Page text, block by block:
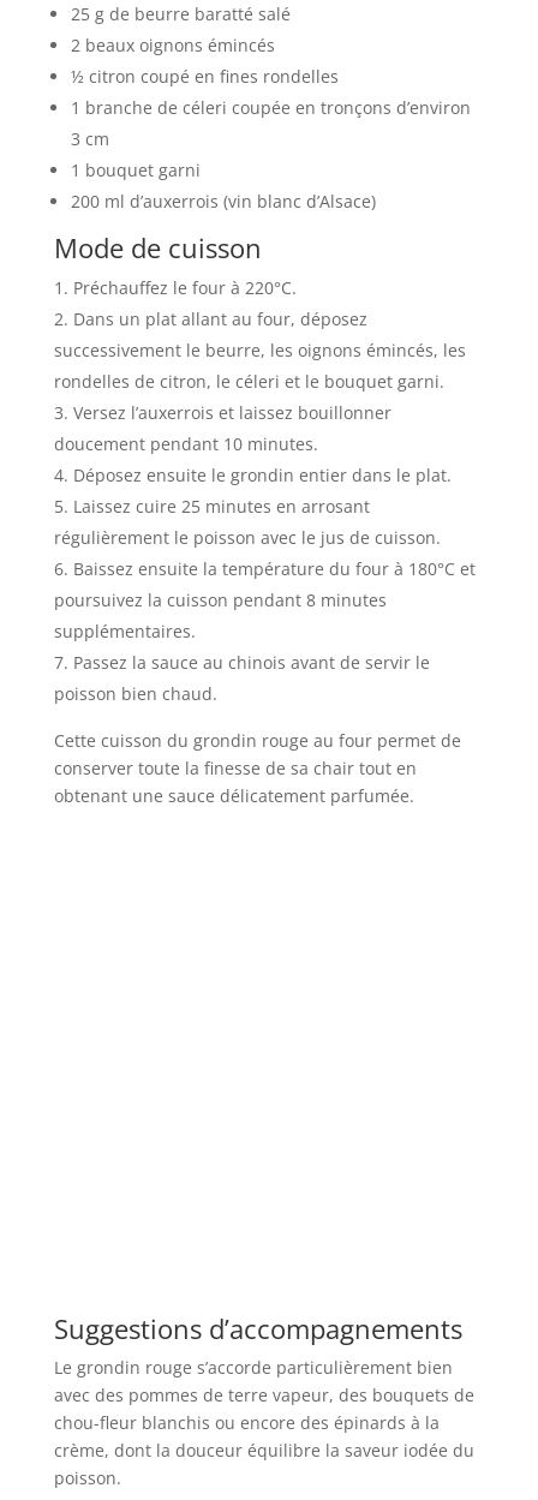
25 g de beurre baratté salé
2 beaux oignons émincés
½ citron coupé en fines rondelles
1 branche de céleri coupée en tronçons d’environ
3 cm
1 bouquet garni
200 ml d’auxerrois (vin blanc d’Alsace)
Mode de cuisson
Préchauffez le four à 220°C.
Dans un plat allant au four, déposez
successivement le beurre, les oignons émincés, les
rondelles de citron, le céleri et le bouquet garni.
Versez l’auxerrois et laissez bouillonner
doucement pendant 10 minutes.
Déposez ensuite le grondin entier dans le plat.
Laissez cuire 25 minutes en arrosant
régulièrement le poisson avec le jus de cuisson.
Baissez ensuite la température du four à 180°C et
poursuivez la cuisson pendant 8 minutes
supplémentaires.
Passez la sauce au chinois avant de servir le
poisson bien chaud.
Cette cuisson du grondin rouge au four permet de
conserver toute la finesse de sa chair tout en
obtenant une sauce délicatement parfumée.
Suggestions d’accompagnements
Le grondin rouge s’accorde particulièrement bien
avec des pommes de terre vapeur, des bouquets de
chou-fleur blanchis ou encore des épinards à la
crème, dont la douceur équilibre la saveur iodée du
poisson.